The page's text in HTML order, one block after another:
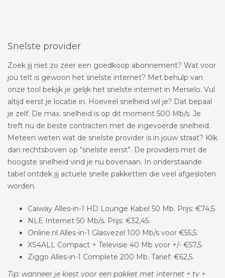
Snelste provider
Zoek jij niet zo zeer een goedkoop abonnement? Wat voor
jou telt is gewoon het snelste internet? Met behulp van
onze tool bekijk je gelijk het snelste internet in Merselo. Vul
altijd eerst je locatie in. Hoeveel snelheid wil je? Dat bepaal
je zelf. De max. snelheid is op dit moment 500 Mb/s. Je
treft nu de beste contracten met de ingevoerde snelheid.
Meteen weten wat de snelste provider is in jouw straat? Klik
dan rechtsboven op “snelste eerst”. De providers met de
hoogste snelheid vind je nu bovenaan. In onderstaande
tabel ontdek jij actuele snelle pakketten die veel afgesloten
worden.
Caiway Alles-in-1 HD Lounge Kabel 50 Mb. Prijs: €74,5.
NLE Internet 50 Mb/s. Prijs: €32,45.
Online.nl Alles-in-1 Glasvezel 100 Mb/s voor €55,5.
XS4ALL Compact + Televisie 40 Mb voor +/- €57,5.
Ziggo Alles-in-1 Complete 200 Mb. Tarief: €62,5.
Tip: wanneer je kiest voor een pakket met internet + tv +